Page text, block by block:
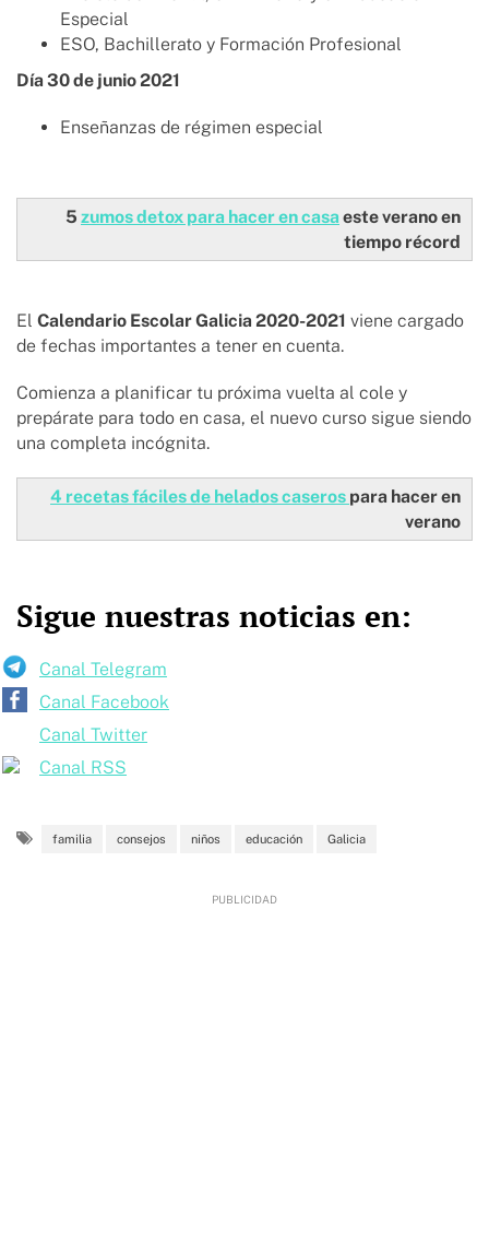
Especial
ESO, Bachillerato y Formación Profesional
Día 30 de junio 2021
Enseñanzas de régimen especial
5 zumos detox para hacer en casa este verano en
tiempo récord
El Calendario Escolar Galicia 2020-2021 viene cargado
de fechas importantes a tener en cuenta.
Comienza a planificar tu próxima vuelta al cole y
prepárate para todo en casa, el nuevo curso sigue siendo
una completa incógnita.
4 recetas fáciles de helados caseros para hacer en
verano
Sigue nuestras noticias en:
Canal Telegram
Canal Facebook
Canal Twitter
Canal RSS
familia consejos niños educación Galicia